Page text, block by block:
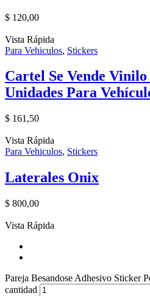
$ 120,00
Vista Rápida
Para Vehiculos, Stickers
Cartel Se Vende
Unidades Para
$ 161,50
Vista Rápida
Para Vehiculos, Stickers
Laterales Onix
$ 800,00
Vista Rápida
Pareja Besandose Adhesivo Sticker
cantidad